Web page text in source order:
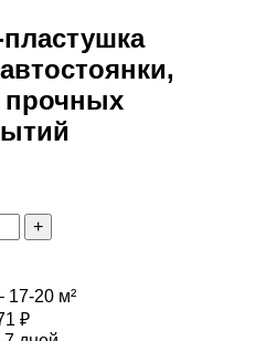
прочных
+
17-20 м²
₽